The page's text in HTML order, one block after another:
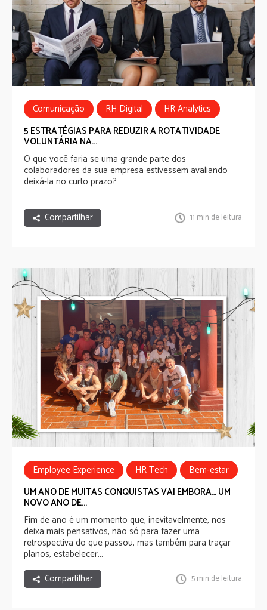
Comunicação RH Digital
HR Analytics
HR Tech
Bem-estar
5 ESTRATÉGIAS PARA REDUZIR A ROTATIVIDADE
VOLUNTÁRIA NA...
O que você faria se uma grande parte dos
colaboradores da sua empresa estivessem avaliando
deixá-la no curto prazo?
Compartilhar 11 min de leitura.
Employee Experience HR Tech
Bem-estar
Well-being Experience
Recognition Experience
Communicatios Experience
UM ANO DE MUITAS CONQUISTAS VAI EMBORA… UM
NOVO ANO DE...
Fim de ano é um momento que, inevitavelmente, nos
deixa mais pensativos, não só para fazer uma
retrospectiva do que passou, mas também para traçar
planos, estabelecer...
Compartilhar
5 min de leitura.